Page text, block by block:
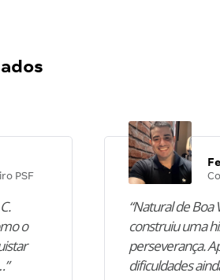
PSF
o
“Natural de Boa
construiu uma
perseverança.
dificuldades